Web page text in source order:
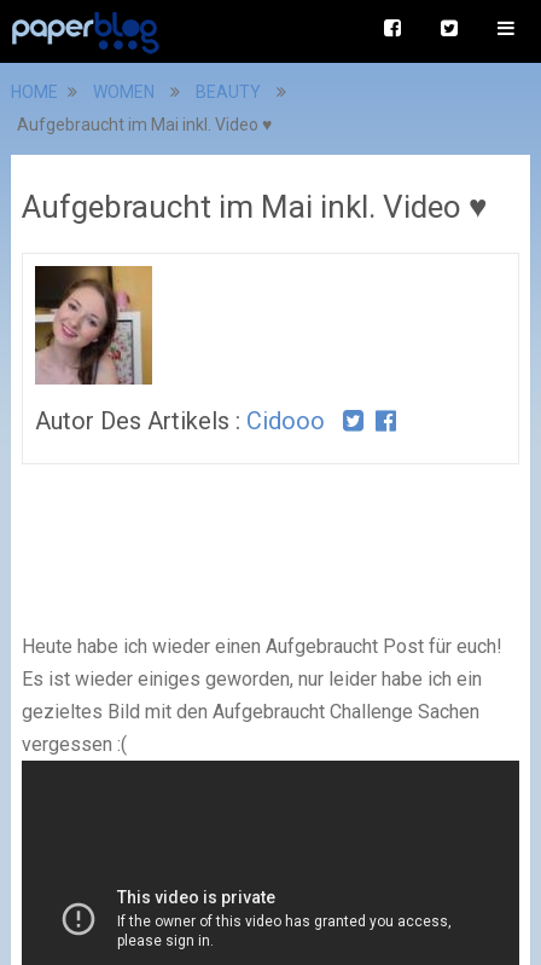
HOME WOMEN
BEAUTY
Aufgebraucht im Mai inkl. Video ♥
Aufgebraucht im Mai inkl. Video ♥
Autor Des Artikels : Cidooo
Heute habe ich wieder einen Aufgebraucht Post für euch!
Es ist wieder einiges geworden, nur leider habe ich ein
gezieltes Bild mit den Aufgebraucht Challenge Sachen
vergessen :(